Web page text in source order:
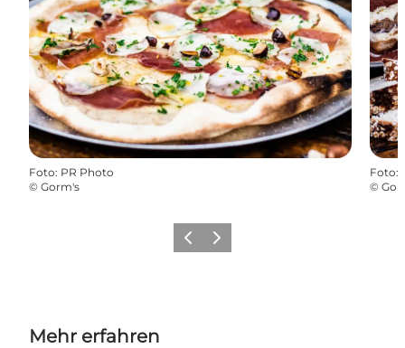
Foto: PR Photo
© Gorm's
Foto:
©
ZurückWeiter
Mehr erfahren